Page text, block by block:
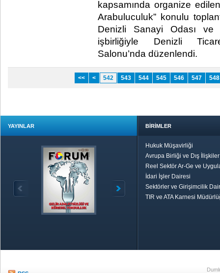
kapsamında organize
Arabuluculuk” konulu
Denizli Sanayi Odası ve
işbirliğiyle Denizli
Salonu’nda düzenlendi. ​
<< < 542 543 544 545 546 547 548
YAYINLAR BİRİMLER
Hukuk Müşavirliği
Avrupa Birliği ve Dış
Reel Sektör Ar-Ge ve
İdari İşler Dairesi
Sektörler ve Girişimcilik
TIR ve ATA Karnesi